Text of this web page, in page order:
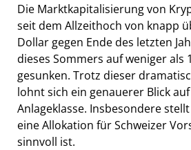
Die Marktkapitalisierung von
seit dem Allzeithoch von knapp
Dollar gegen Ende des letzten
dieses Sommers auf weniger als
gesunken. Trotz dieser
lohnt sich ein genauerer Blick
Anlageklasse. Insbesondere
eine Allokation für Schweizer
sinnvoll ist.